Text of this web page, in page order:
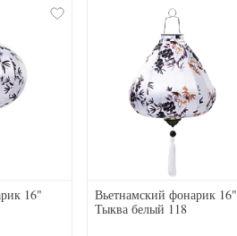
16"
Вьетнамский фонарик 16"
Тыква белый 118